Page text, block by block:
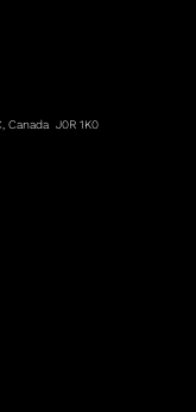
Canada J0R 1K0